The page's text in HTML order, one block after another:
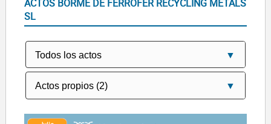
ACTOS BORME DE FERROFER RECYCLING METALS
SL